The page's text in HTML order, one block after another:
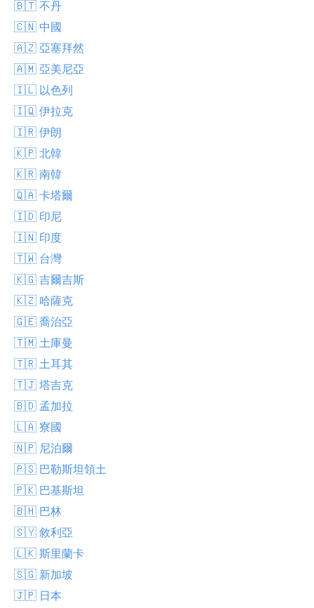
🇧🇹 不丹
🇨🇳 中國
🇦🇿 亞塞拜然
🇦🇲 亞美尼亞
🇮🇱 以色列
🇮🇶 伊拉克
🇮🇷 伊朗
🇰🇵 北韓
🇰🇷 南韓
🇶🇦 卡塔爾
🇮🇩 印尼
🇮🇳 印度
🇹🇼 台灣
🇰🇬 吉爾吉斯
🇰🇿 哈薩克
🇬🇪 喬治亞
🇹🇲 土庫曼
🇹🇷 土耳其
🇹🇯 塔吉克
🇧🇩 孟加拉
🇱🇦 寮國
🇳🇵 尼泊爾
🇵🇸 巴勒斯坦領土
🇵🇰 巴基斯坦
🇧🇭 巴林
🇸🇾 敘利亞
🇱🇰 斯里蘭卡
🇸🇬 新加坡
🇯🇵 日本